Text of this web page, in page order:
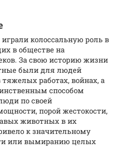
колоссальную роль в
в обществе на
За свою историю жизни
были для людей
работах, войнах, а
способом
по своей
порой жестокости,
животных в их
к значительному
или вымиранию целых